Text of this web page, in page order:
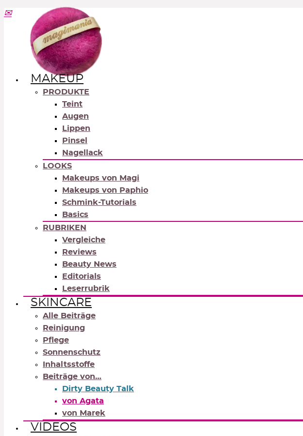
MAKEUP
PRODUKTE
Teint
Augen
Lippen
Pinsel
Nagellack
LOOKS
Makeups von Magi
Makeups von Paphio
Schmink-Tutorials
Basics
RUBRIKEN
Vergleiche
Reviews
Beauty News
Editorials
Leserrubrik
SKINCARE
Alle Beiträge
Reinigung
Pflege
Sonnenschutz
Inhaltsstoffe
Beiträge von…
Dirty Beauty Talk
von Agata
von Marek
VIDEOS